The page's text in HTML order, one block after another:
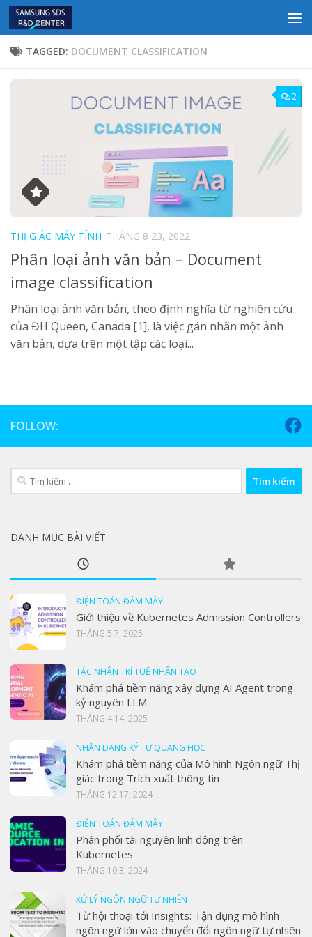
Skip to content
TAGGED: DOCUMENT CLASSIFICATION
2
THỊ GIÁC MÁY TÍNH THÁNG 8 23, 2022
Phân loại ảnh văn bản – Document
image classification
Phân loại ảnh văn bản, theo định nghĩa từ nghiên cứu
của ĐH Queen, Canada [1], là việc gán nhãn một ảnh
văn bản, dựa trên một tập các loại...
FOLLOW:
Tìm
kiếm
DANH MỤC BÀI VIẾT
ĐIỆN TOÁN ĐÁM MÂY
Giới thiệu về Kubernetes Admission Controllers
THÁNG 5 7, 2025
TÁC NHÂN TRÍ TUỆ NHÂN TẠO
Khám phá tiềm năng xây dựng AI Agent trong
kỷ nguyên LLM
THÁNG 4 14, 2025
NHẬN DẠNG KÝ TỰ QUANG HỌC
Khám phá tiềm năng của Mô hình Ngôn ngữ Thị
giác trong Trích xuất thông tin
THÁNG 12 17, 2024
ĐIỆN TOÁN ĐÁM MÂY
Phân phối tài nguyên linh động trên
Kubernetes
THÁNG 10 3, 2024
XỬ LÝ NGÔN NGỮ TỰ NHIÊN
Từ hội thoại tới Insights: Tận dụng mô hình
ngôn ngữ lớn vào chuyển đổi ngôn ngữ tự nhiên